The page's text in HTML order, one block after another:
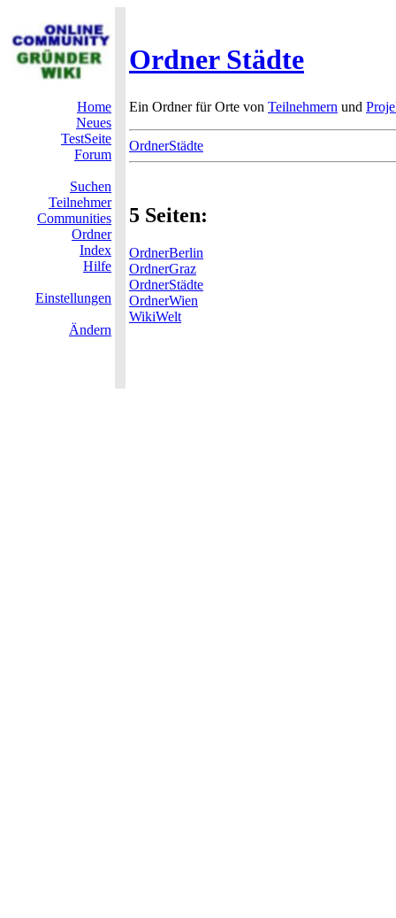
Ordner Städte
Home
Neues
TestSeite
Forum
Suchen
Teilnehmer
Communities
Ordner
Index
Hilfe
Einstellungen
Ändern
Ein Ordner für Orte von Teilnehmern und
OrdnerStädte
5 Seiten:
OrdnerBerlin
OrdnerGraz
OrdnerStädte
OrdnerWien
WikiWelt